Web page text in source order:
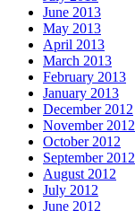
June 2013
May 2013
April 2013
March 2013
February 2013
January 2013
December 2012
November 2012
October 2012
September 2012
August 2012
July 2012
June 2012